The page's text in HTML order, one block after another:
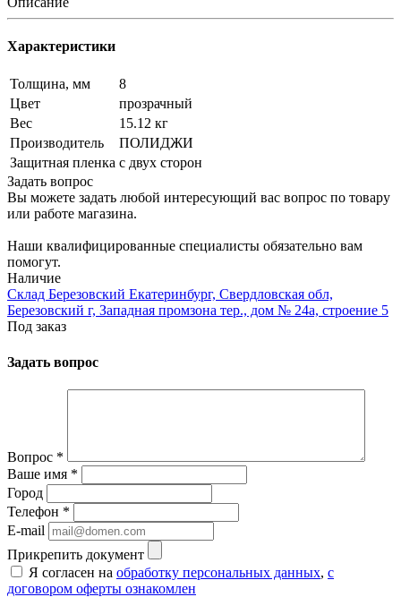
Характеристики
Толщина, мм
8
Цвет
прозрачный
Вес
15.12 кг
Производитель
ПОЛИДЖИ
Защитная пленка с двух сторон
Задать вопрос
Вы можете задать любой интересующий вас вопрос по товару
или работе магазина.
Наши квалифицированные специалисты обязательно вам
помогут.
Наличие
Склад Березовский Екатеринбург, Свердловская обл,
Березовский г, Западная промзона тер., дом № 24а, строение 5
Под заказ
Задать вопрос
Вопрос *
Ваше имя *
Город
Телефон *
E-mail
Прикрепить документ
Я согласен на обработку персональных данных, с
договором оферты ознакомлен